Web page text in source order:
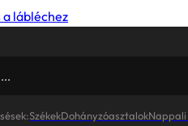
a lábléchez
SzékekDohányzóasztalok